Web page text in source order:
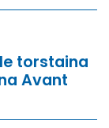
torstaina
Avant